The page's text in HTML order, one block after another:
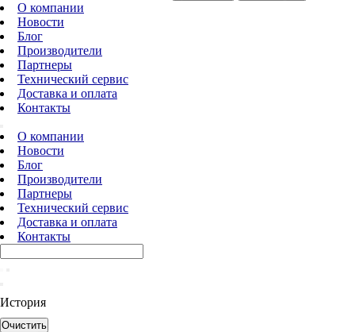
О компании
Новости
Блог
Производители
Партнеры
Технический сервис
Доставка и оплата
Контакты
О компании
Новости
Блог
Производители
Партнеры
Технический сервис
Доставка и оплата
Контакты
История
Очистить